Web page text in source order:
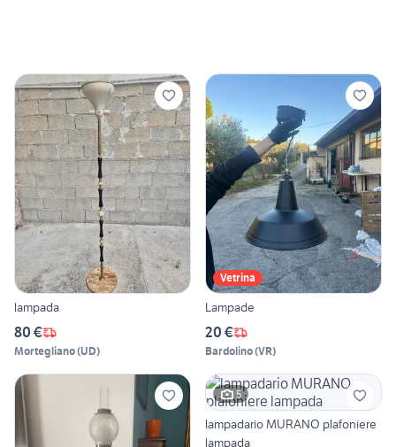
lampada
80 €
Mortegliano(UD)
Vetrina
Lampade
20 €
Bardolino(VR)
5
lampadario MURANO plafoniere
lampada